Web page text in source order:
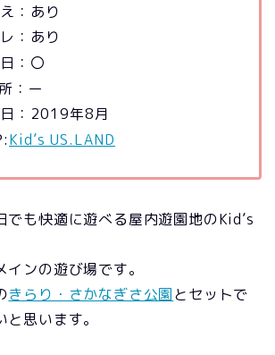
：あり
：あり
：〇
：ー
：2019年8月
Kid’s US.LAND
でも快適に遊べる屋内遊園地のKid’s
ンの遊び場です。
きらり・さかなぎさ公園とセットで
思います。